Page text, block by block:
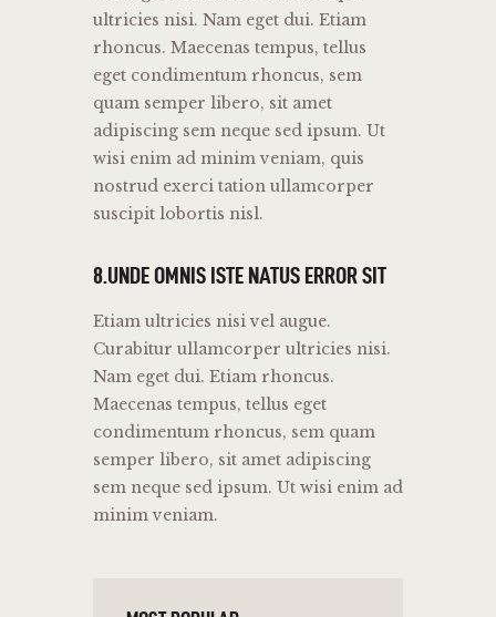
ultricies nisi. Nam eget dui. Etiam
rhoncus. Maecenas tempus, tellus
eget condimentum rhoncus, sem
quam semper libero, sit amet
adipiscing sem neque sed ipsum. Ut
wisi enim ad minim veniam, quis
nostrud exerci tation ullamcorper
suscipit lobortis nisl.
8.UNDE OMNIS ISTE NATUS ERROR SIT
Etiam ultricies nisi vel augue.
Curabitur ullamcorper ultricies nisi.
Nam eget dui. Etiam rhoncus.
Maecenas tempus, tellus eget
condimentum rhoncus, sem quam
semper libero, sit amet adipiscing
sem neque sed ipsum. Ut wisi enim ad
minim veniam.